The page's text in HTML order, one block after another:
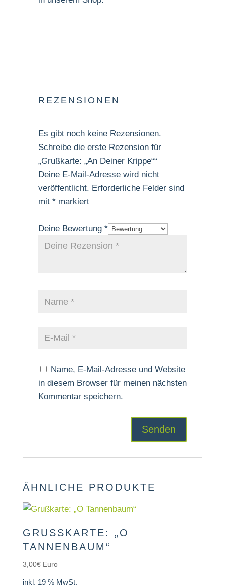
REZENSIONEN
Es gibt noch keine Rezensionen.
Schreibe die erste Rezension für
„Grußkarte: „An Deiner Krippe““
Deine E-Mail-Adresse wird nicht
veröffentlicht. Erforderliche Felder sind
mit *markiert
Deine Bewertung *
Name, E-Mail-Adresse und Website
in diesem Browser für meinen nächsten
Kommentar speichern.
ÄHNLICHE PRODUKTE
GRUSSKARTE: „O T
ANNENBAUM“
3,00€ Euro
inkl. 19 % MwSt.